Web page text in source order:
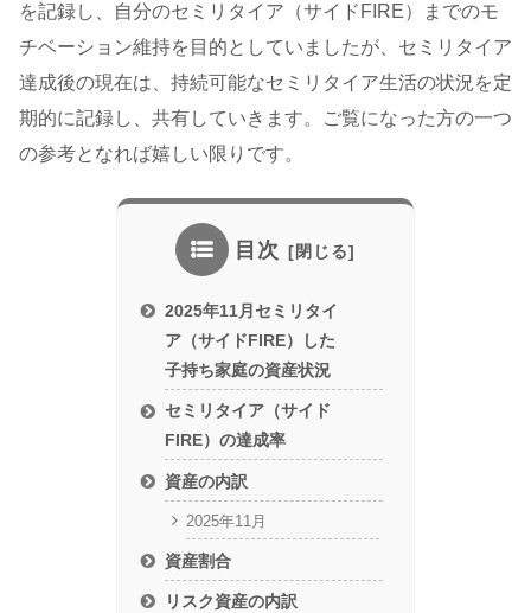
を記録し、自分のセミリタイア（サイドFIRE）までのモ
チベーション維持を目的としていましたが、セミリタイア
達成後の現在は、持続可能なセミリタイア生活の状況を定
期的に記録し、共有していきます。ご覧になった方の一つ
の参考となれば嬉しい限りです。
目次
2025年11月セミリタイ
ア（サイドFIRE）した
子持ち家庭の資産状況
セミリタイア（サイド
FIRE）の達成率
資産の内訳
2025年11月
資産割合
リスク資産の内訳